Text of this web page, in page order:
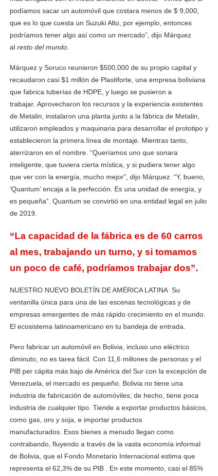
podíamos sacar un automóvil que costara menos de $ 9,000,
que es lo que cuesta un Suzuki Alto, por ejemplo, entonces
podríamos tener algo así como un mercado”, dijo Márquez
al resto del mundo.
Márquez y Soruco reunieron $500,000 de su propio capital y
recaudaron casi $1 millón de Plastiforte, una empresa boliviana
que fabrica tuberías de HDPE, y luego se pusieron a
trabajar. Aprovecharon los recursos y la experiencia existentes
de Metalin, instalaron una planta junto a la fábrica de Metalin,
utilizaron empleados y maquinaria para desarrollar el prototipo y
establecieron la primera línea de montaje. Mientras tanto,
aterrizaron en el nombre. “Queríamos uno que sonara
inteligente, que tuviera cierta mística, y si pudiera tener algo
que ver con la energía, mucho mejor”, dijo Márquez. “Y, bueno,
‘Quantum’ encaja a la perfección. Es una unidad de energía, y
es pequeña”. Quantum se convirtió en una entidad legal en julio
de 2019.
“La capacidad de la fábrica es de 60 carros
al mes, trabajando un turno, y si tomamos
un poco de café, podríamos trabajar dos”.
NUESTRO NUEVO BOLETÍN DE AMÉRICA LATINA Su
ventanilla única para una de las escenas tecnológicas y de
empresas emergentes de más rápido crecimiento en el mundo.
El ecosistema latinoamericano en tu bandeja de entrada.
Pero fabricar un automóvil en Bolivia, incluso uno eléctrico
diminuto, no es tarea fácil. Con 11,6 millones de personas y el
PIB per cápita más bajo de América del Sur con la excepción de
Venezuela, el mercado es pequeño. Bolivia no tiene una
industria de fabricación de automóviles; de hecho, tiene poca
industria de cualquier tipo. Tiende a exportar productos básicos,
como gas, oro y soja, e importar productos
manufacturados. Esos bienes a menudo llegan como
contrabando, fluyendo a través de la vasta economía informal
de Bolivia, que el Fondo Monetario Internacional estima que
representa el 62,3% de su PIB . En este momento, casi el 85%